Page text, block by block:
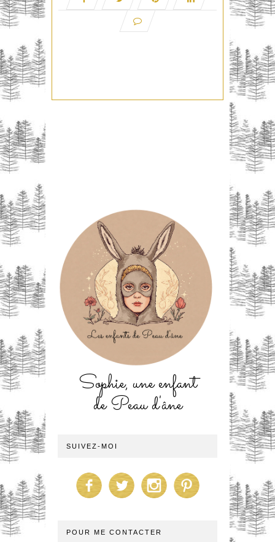
Sophie, une enfant
de Peau d'âne
SUIVEZ-MOI
POUR ME CONTACTER